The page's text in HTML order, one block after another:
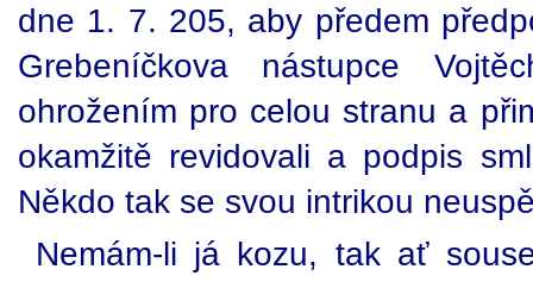
dne 1. 7. 205, aby předem
Grebeníčkova nástupce
ohrožením pro celou stranu a
okamžitě revidovali a podpis
Někdo tak se svou intrikou
Nemám-li já kozu, tak ať